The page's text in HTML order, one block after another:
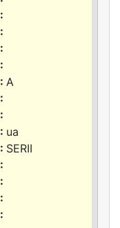
A
ua
SERII